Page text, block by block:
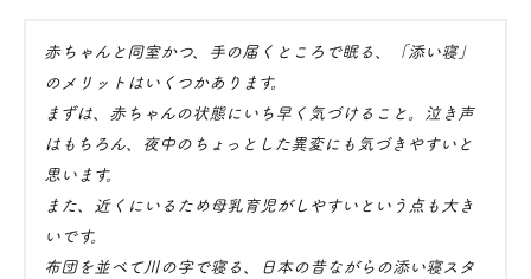
赤ちゃんと同室かつ、手の届くところで眠る、「添い寝」
のメリットはいくつかあります。
まずは、赤ちゃんの状態にいち早く気づけること。泣き声
はもちろん、夜中のちょっとした異変にも気づきやすいと
思います。
また、近くにいるため母乳育児がしやすいという点も大き
いです。
布団を並べて川の字で寝る、日本の昔ながらの添い寝スタ